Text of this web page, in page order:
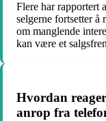
Flere har rapportert
selgerne fortsetter
om manglende
kan være et
Hvordan
anrop fra